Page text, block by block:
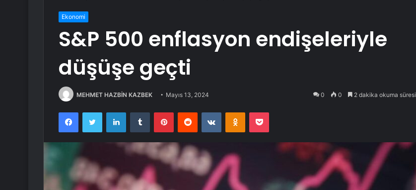
Ekonomi
S&P 500 enflasyon endişeleriyle
düşüşe geçti
MEHMET HAZBİN KAZBEK Mayıs 13, 2024 0 0 2 dakika okuma süresi
FacebookTwitter LinkedInTumblr PinterestReddit VKontakteOdnoklassniki
Pocket